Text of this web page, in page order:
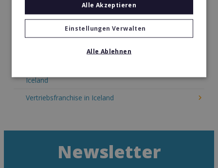
Möbel & Einrichtung Franchise in Iceland
Nachhilfe & Weiterbildung Franchise in Iceland
Pizza Franchise in Iceland
Iceland
Vertriebsfranchise in Iceland
Newsletter
Alle Akzeptieren
Einstellungen Verwalten
Alle Ablehnen